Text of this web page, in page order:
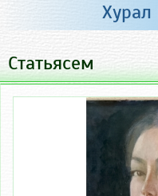
Хурал
Статьясем